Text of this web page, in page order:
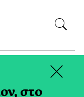
στο
×